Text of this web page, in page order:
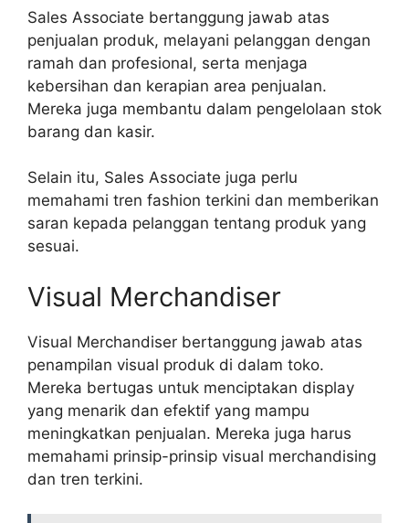
Sales Associate bertanggung jawab atas
penjualan produk, melayani pelanggan dengan
ramah dan profesional, serta menjaga
kebersihan dan kerapian area penjualan.
Mereka juga membantu dalam pengelolaan stok
barang dan kasir.
Selain itu, Sales Associate juga perlu
memahami tren fashion terkini dan memberikan
saran kepada pelanggan tentang produk yang
sesuai.
Visual Merchandiser
Visual Merchandiser bertanggung jawab atas
penampilan visual produk di dalam toko.
Mereka bertugas untuk menciptakan display
yang menarik dan efektif yang mampu
meningkatkan penjualan. Mereka juga harus
memahami prinsip-prinsip visual merchandising
dan tren terkini.